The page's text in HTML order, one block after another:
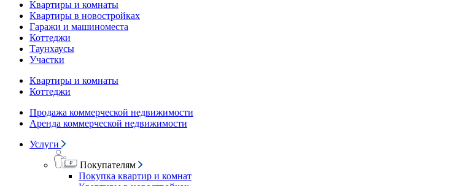
Квартиры и комнаты
Квартиры в новостройках
Гаражи и машиноместа
Коттеджи
Таунхаусы
Участки
Квартиры и комнаты
Коттеджи
Продажа коммерческой недвижимости
Аренда коммерческой недвижимости
Услуги
Покупателям
Покупка квартир и комнат